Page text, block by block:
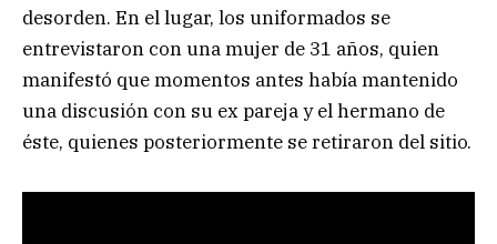
desorden. En el lugar, los uniformados se
entrevistaron con una mujer de 31 años, quien
manifestó que momentos antes había mantenido
una discusión con su ex pareja y el hermano de
éste, quienes posteriormente se retiraron del sitio.